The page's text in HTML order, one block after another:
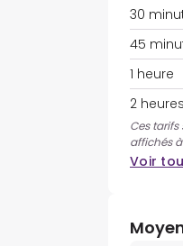
30
45
1 heure
2 heures
Ces
affichés
Voir